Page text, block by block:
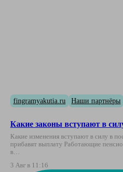
fingramyakutia.ru Наши партнёры
Какие законы вступают в
Какие изменения вступают в силу в
прибавят выплату Работающие
в…
3 Авг в 11:16